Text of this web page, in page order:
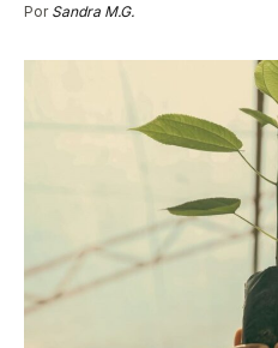
Por Sandra M.G.